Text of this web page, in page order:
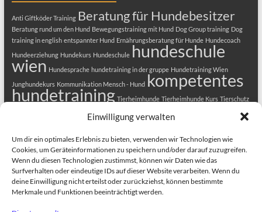
Einwilligung verwalten
Um dir ein optimales Erlebnis zu bieten, verwenden wir Technologien wie
Cookies, um Geräteinformationen zu speichern und/oder darauf zuzugreifen.
Wenn du diesen Technologien zustimmst, können wir Daten wie das
Surfverhalten oder eindeutige IDs auf dieser Website verarbeiten. Wenn du
deine Einwilligung nicht erteilst oder zurückziehst, können bestimmte
Merkmale und Funktionen beeinträchtigt werden.
Anti Giftköder Training Beratung für Hundebesitzer
Beratung rund um den Hund Bewegungstraining mit Hund Dog Group training Dog
training in english entspannter Hund Ernährungsberatung für Hunde Hundecoach
Hundeerziehung Hundekurs Hundeschule hundeschule
wien Hundesprache hundetraining in der gruppe Hundetraining Wien
Junghundekurs Kommunikation Mensch - Hund kompetentes
hundetraining Tierheimhunde Tierheimhunde Kurs Tierschutz
Welpenkurs in Wien
Welpenschule Welpentraining